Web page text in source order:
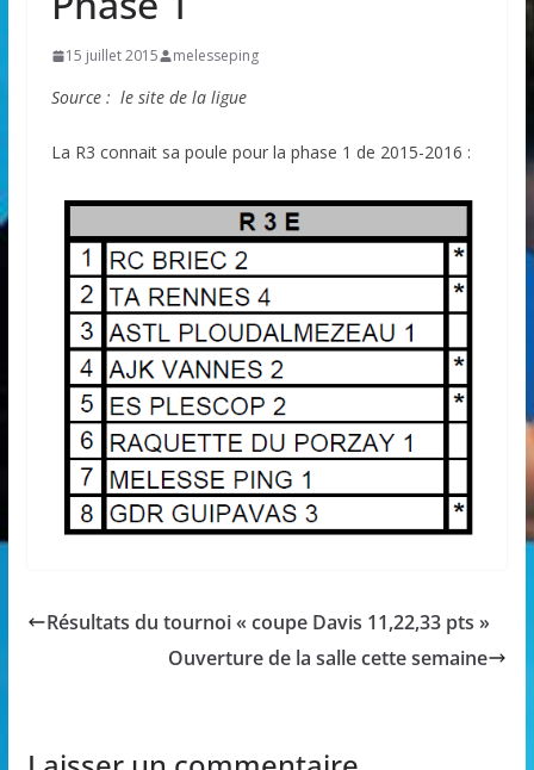
15 juillet 2015 melesseping
Source : le site de la ligue
La R3 connait sa poule pour la phase 1 de 2015-2016 :
Résultats du tournoi « coupe Davis 11,22,33 pts »
Ouverture de la salle cette semaine